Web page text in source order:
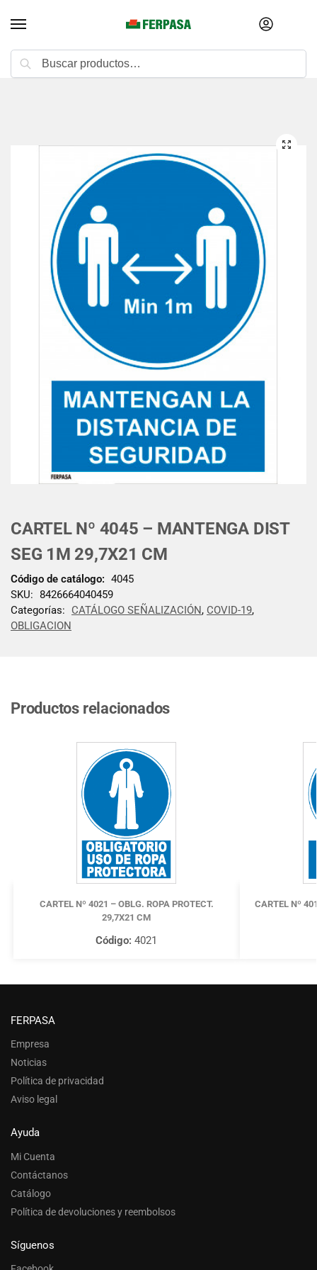
CARTEL Nº 4045 – MANTENGA DIST
SEG 1M 29,7X21 CM
Código de catálogo: 4045
SKU: 8426664040459
Categorías:
CATÁLOGO SEÑALIZACIÓN, COVID-19,
OBLIGACION
Productos relacionados
CARTEL Nº 4021 – OBLG. ROPA PROTECT.
29,7X21 CM
Código: 4021
CARTEL Nº
FERPASA
Empresa
Noticias
Política de privacidad
Aviso legal
Ayuda
Mi Cuenta
Contáctanos
Catálogo
Política de devoluciones y reembolsos
Síguenos